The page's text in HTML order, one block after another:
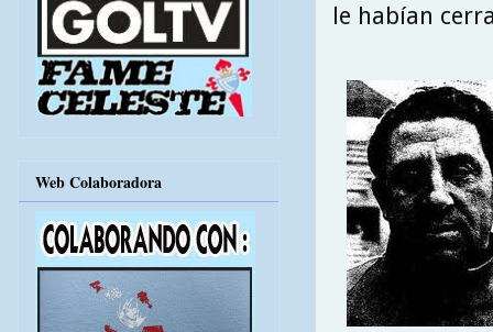
le habían
Web Colaboradora